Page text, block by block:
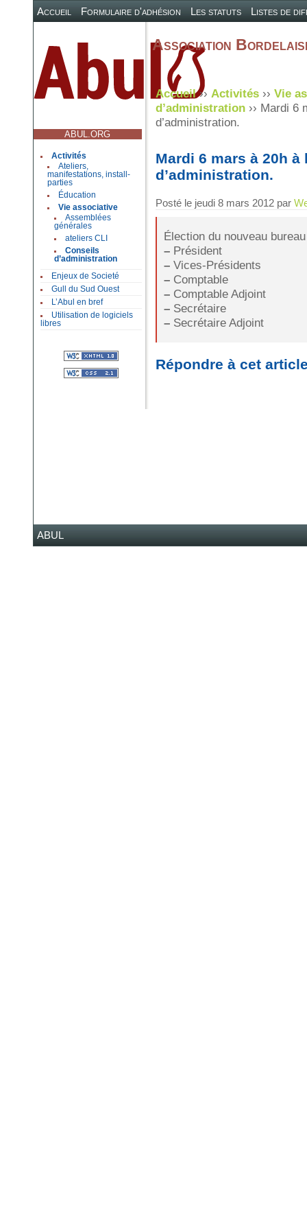
Accueil Formulaire d'adhésion Les statuts Listes de
ABUL.ORG
Activités
Ateliers,
manifestations, install-
parties
Éducation
Vie associative
Assemblées
générales
ateliers CLI
Conseils
d’administration
Enjeux de Societé
Gull du Sud Ouest
L’Abul en bref
Utilisation de logiciels
libres
Association
Accueil›› Activités›› Vie
d’administration›› Mardi 6
d’administration.
Mardi 6 mars à 20h à
d’administration.
Posté le jeudi 8 mars 2012par
Élection du nouveau
–Président
–Vices-Présidents
–Comptable
–Comptable Adjoint
–Secrétaire
–Secrétaire Adjoint
Répondre à cet
ABUL